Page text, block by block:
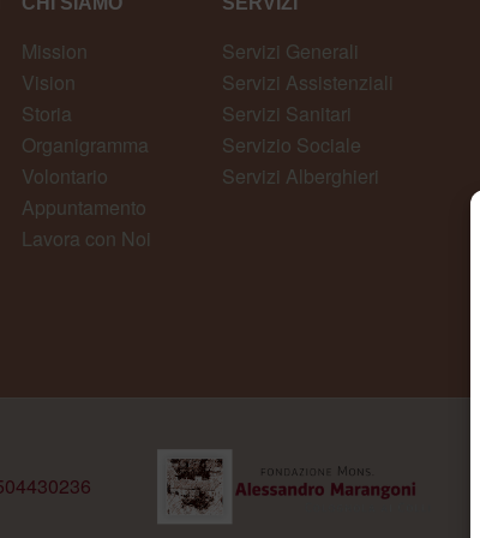
Mission
Vision
Storia
Organigramma
Volontario
Appuntamento
Lavora con Noi
Servizi Generali
Servizi Assistenziali
Servizi Sanitari
Servizio Sociale
Servizi Alberghieri